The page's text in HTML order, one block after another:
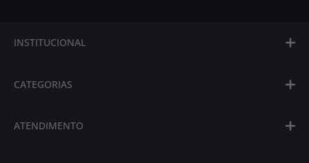
INSTITUCIONAL
CATEGORIAS
ATENDIMENTO